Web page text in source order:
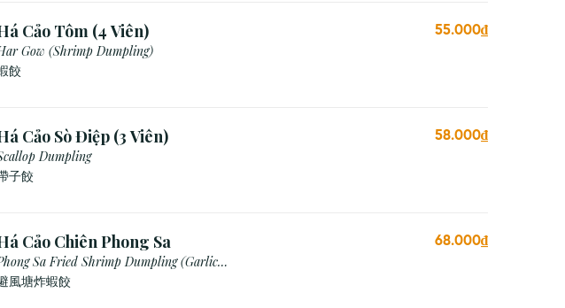
Cảo Tôm (4 Viên)
Gow (Shrimp Dumpling)
餃
55.000₫
Cảo Sò Điệp (3 Viên)
Dumpling
子餃
58.000₫
Cảo Chiên Phong Sa
Sa Fried Shrimp Dumpling (Garlic
風塘炸蝦餃
68.000₫